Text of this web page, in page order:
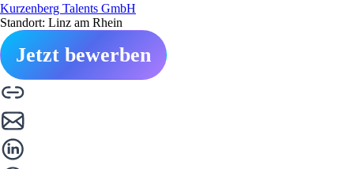
Kurzenberg Talents GmbH
Standort: Linz am Rhein
Jetzt bewerben